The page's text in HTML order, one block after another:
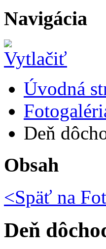
Navigácia
Úvodná
Deň
Obsah
<Späť na
Deň